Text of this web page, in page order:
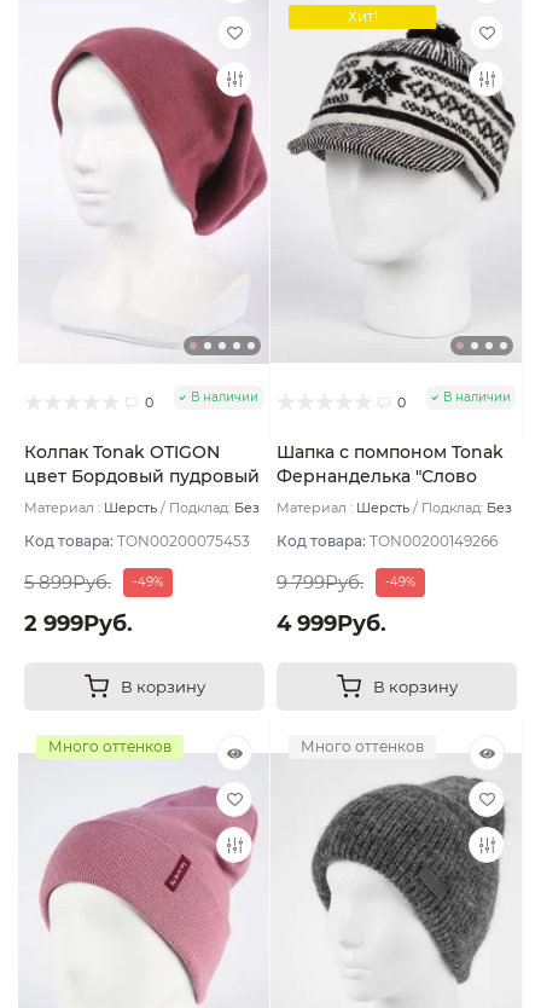
0 В наличии
Колпак Tonak OTIGON
цвет Бордовый пудровый
Материал : Шерсть Подклад: Без
Код товара: TON00200075453
5 899Руб. -49%
2 999Руб.
В корзину
Хит!
0 В наличии
Шапка с помпоном Tonak
Фернанделька "Слово
пацана" цвет черный/бел
Материал : Шерсть Подклад: Без
Код товара: TON00200149266
9 799Руб. -49%
4 999Руб.
В корзину
Много оттенков Много оттенков